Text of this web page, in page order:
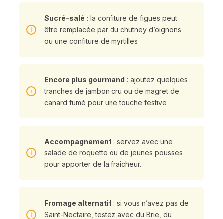
Sucré-salé : la confiture de figues peut
être remplacée par du chutney d’oignons
ou une confiture de myrtilles
Encore plus gourmand : ajoutez quelques
tranches de jambon cru ou de magret de
canard fumé pour une touche festive
Accompagnement: servez avec une
salade de roquette ou de jeunes pousses
pour apporter de la fraîcheur.
Fromage alternatif: si vous n’avez pas de
Saint-Nectaire, testez avec du Brie, du